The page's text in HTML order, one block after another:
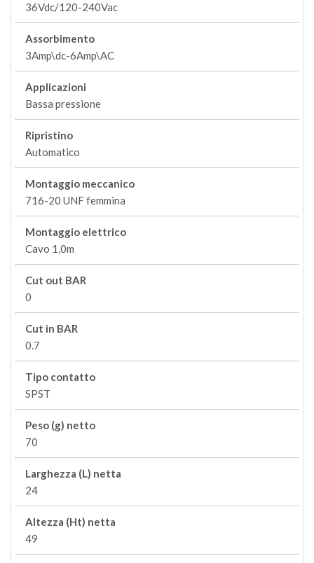
36Vdc/120-240Vac
Assorbimento
3Amp\dc-6Amp\AC
Applicazioni
Bassa pressione
Ripristino
Automatico
Montaggio meccanico
716-20 UNF femmina
Montaggio elettrico
Cavo 1,0m
Cut out BAR
0
Cut in BAR
0.7
Tipo contatto
SPST
Peso (g) netto
70
Larghezza (L) netta
24
Altezza (Ht) netta
49